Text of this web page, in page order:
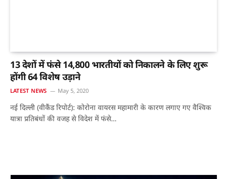
13 देशों में फंसे 14,800 भारतीयों को निकालने के लिए शुरू
होंगी 64 विशेष उड़ाने
LATEST NEWS May 5, 2020
नई दिल्ली (वीकैंड रिपोर्ट): कोरोना वायरस महामारी के कारण लगाए गए वैश्विक
यात्रा प्रतिबंधों की वजह से विदेश में फंसे…